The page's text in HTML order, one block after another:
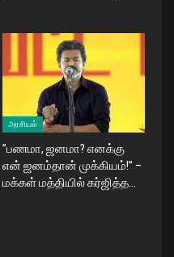
அரசியல்
​”பணமா, ஜனமா? எனக்கு
என் ஜனம்தான் முக்கியம்!” –
மக்கள் மத்தியில் கர்ஜித்த…